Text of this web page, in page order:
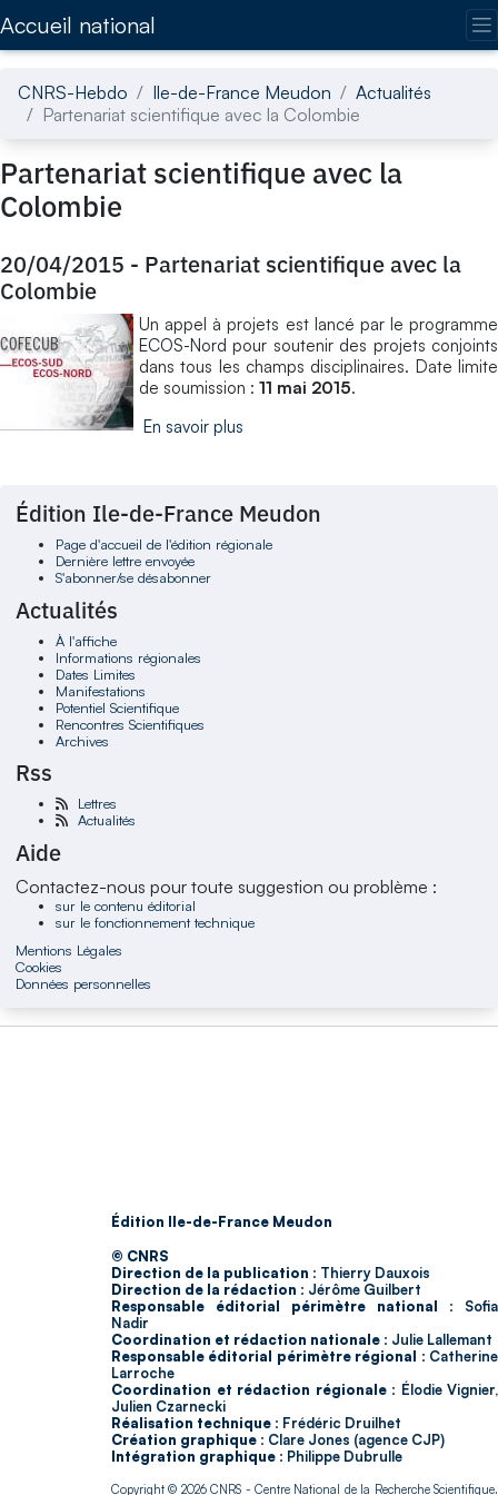
Accueil national
CNRS-Hebdo Ile-de-France Meudon
Actualités
Partenariat scientifique avec la Colombie
Partenariat scientifique avec la
Colombie
20/04/2015 - Partenariat scientifique avec la
Colombie
Un appel à projets est lancé par le programme
ECOS-Nord pour soutenir des projets conjoints
dans tous les champs disciplinaires. Date limite
de soumission : 11 mai 2015.
En savoir plus
Édition Ile-de-France Meudon
Page d'accueil de l'édition régionale
Dernière lettre envoyée
S'abonner/se désabonner
Actualités
À l'affiche
Informations régionales
Dates Limites
Manifestations
Potentiel Scientifique
Rencontres Scientifiques
Archives
Rss
Lettres
Actualités
Aide
Contactez-nous pour toute suggestion ou problème :
sur le contenu éditorial
sur le fonctionnement technique
Mentions Légales
Cookies
Données personnelles
Édition Ile-de-France Meudon
© CNRS
Direction de la publication : Thierry Dauxois
Direction de la rédaction : Jérôme Guilbert
Responsable éditorial périmètre national : Sofia
Nadir
Coordination et rédaction nationale : Julie Lallemant
Responsable éditorial périmètre régional : Catherine
Larroche
Coordination et rédaction régionale : Élodie Vignier,
Julien Czarnecki
Réalisation technique : Frédéric Druilhet
Création graphique : Clare Jones (agence CJP)
Intégration graphique : Philippe Dubrulle
Copyright © 2026CNRS - Centre National de la Recherche Scientifique.